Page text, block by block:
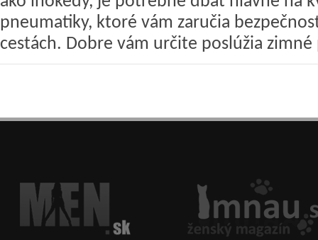
pneumatiky, ktoré vám zaručia
cestách. Dobre vám určite poslúžia